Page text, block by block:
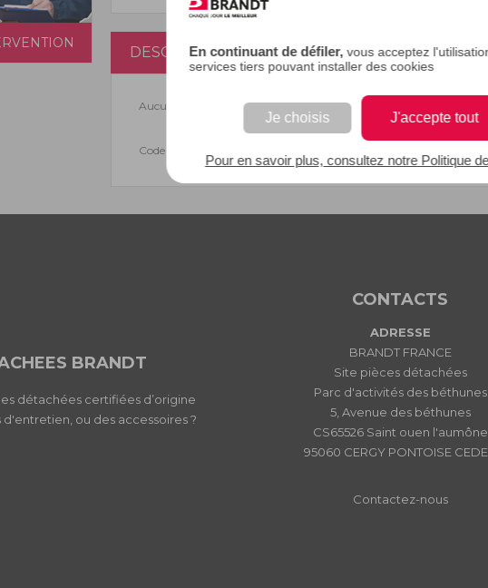
En continuant de défiler, vous acceptez
services tiers pouvant installer des cookies
Je choisis J'accepte tout
Pour en savoir plus, consultez notre Politique
DESCRIPTION
Aucune description.
Code EAN : 3251431481914
BRANDT
détachées certifiées d’origine
ou des accessoires ?
CONTACTS
ADRESSE
BRANDT FRANCE
Site pièces détachées
Parc d'activités des béthunes
5, Avenue des béthunes
CS65526 Saint ouen l'aumône
95060 CERGY PONTOISE
Contactez-nous